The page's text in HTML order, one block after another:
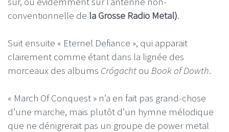
conventionnelle de la Grosse Radio Metal).
Suit ensuite « Eternel Defiance », qui apparait
clairement comme étant dans la lignée des
morceaux des albums Crógacht ou Book of Dowth.
« March Of Conquest » n’a en fait pas grand-chose
d’une marche, mais plutôt d’un hymne mélodique
que ne dénigrerait pas un groupe de power metal